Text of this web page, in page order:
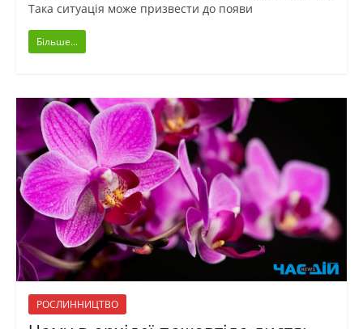
Така ситуація може призвести до появи
Більше...
РОСЛИННИЦТВО